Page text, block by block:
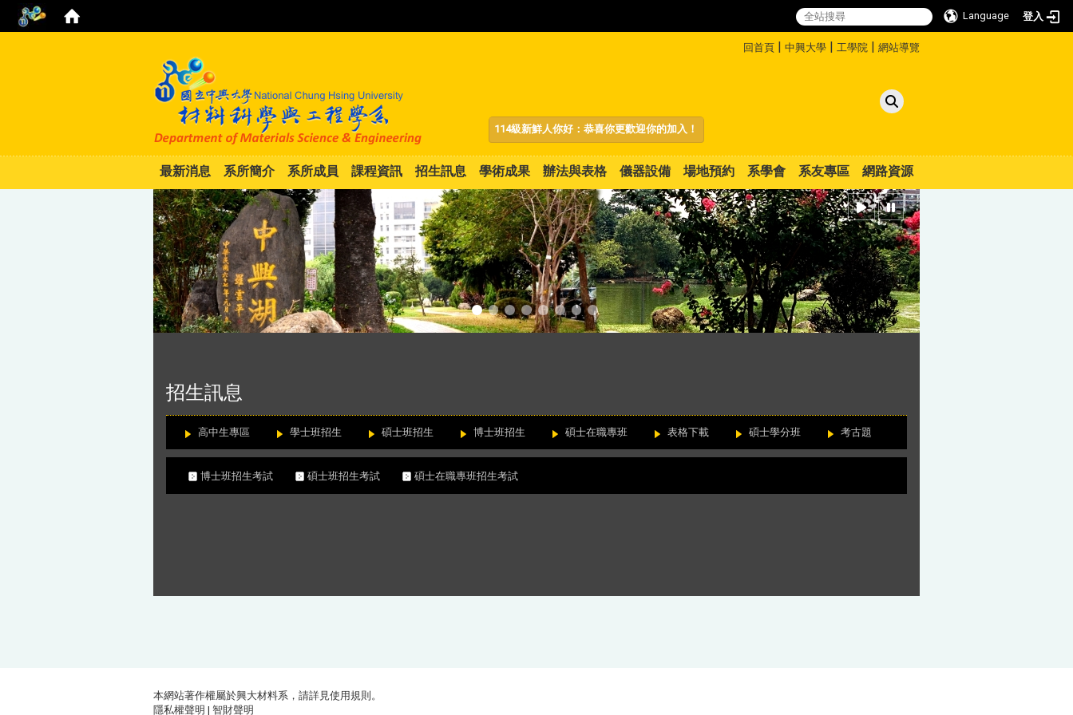
Language 登入
回首頁 | 中興大學 | 工學院 | 網站導覽
114級新鮮人你好：恭喜你更歡迎你的加入！
最新消息 系所簡介 系所成員 課程資訊 招生訊息 學術成果 辦法與表格 儀器設備 場地預約 系學會 系友專區 網路資源
招生訊息
高中生專區 學士班招生 碩士班招生 博士班招生 碩士在職專班 表格下載 碩士學分班 考古題
博士班招生考試 碩士班招生考試 碩士在職專班招生考試
本網站著作權屬於興大材料系，請詳見 使用規則 。
隱私權聲明 | 智財聲明